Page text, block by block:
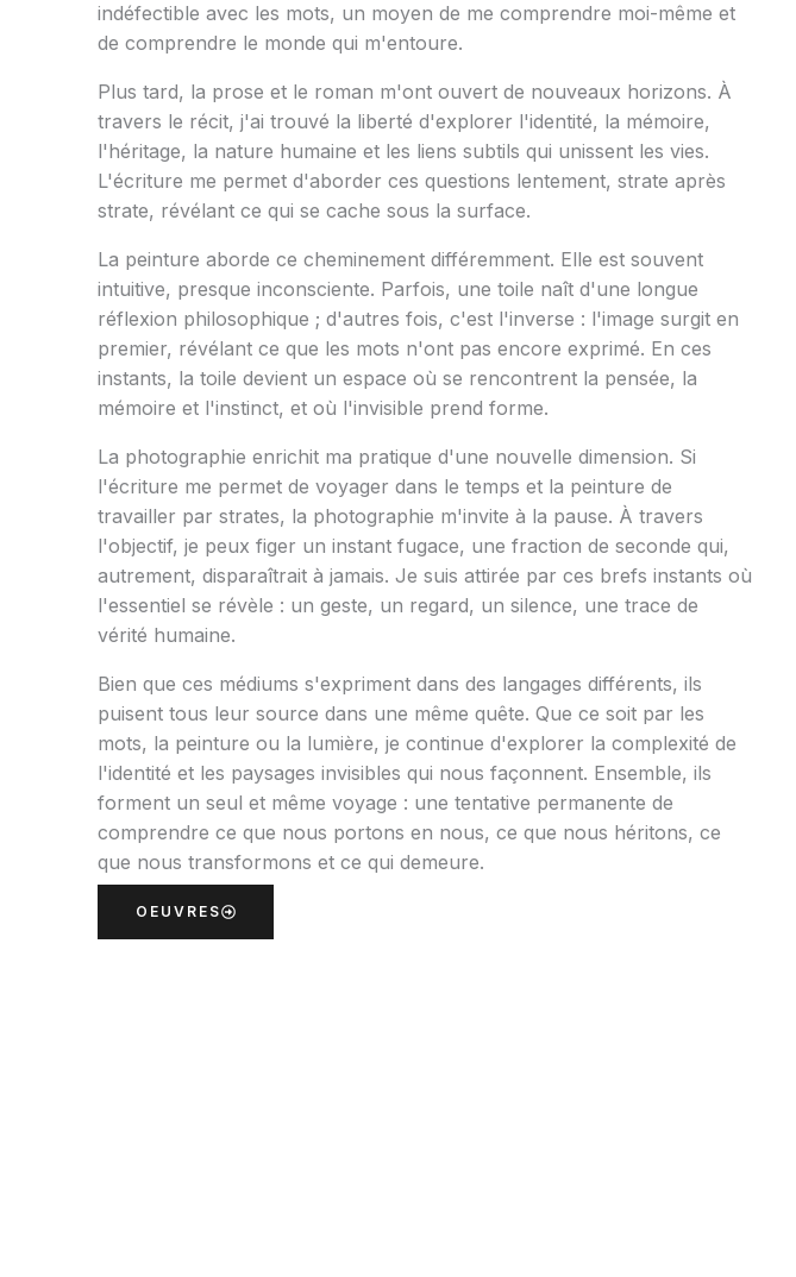
indéfectible avec les mots, un moyen de me comprendre moi-même et
de comprendre le monde qui m'entoure.
Plus tard, la prose et le roman m'ont ouvert de nouveaux horizons. À
travers le récit, j'ai trouvé la liberté d'explorer l'identité, la mémoire,
l'héritage, la nature humaine et les liens subtils qui unissent les vies.
L'écriture me permet d'aborder ces questions lentement, strate après
strate, révélant ce qui se cache sous la surface.
La peinture aborde ce cheminement différemment. Elle est souvent
intuitive, presque inconsciente. Parfois, une toile naît d'une longue
réflexion philosophique ; d'autres fois, c'est l'inverse : l'image surgit en
premier, révélant ce que les mots n'ont pas encore exprimé. En ces
instants, la toile devient un espace où se rencontrent la pensée, la
mémoire et l'instinct, et où l'invisible prend forme.
La photographie enrichit ma pratique d'une nouvelle dimension. Si
l'écriture me permet de voyager dans le temps et la peinture de
travailler par strates, la photographie m'invite à la pause. À travers
l'objectif, je peux figer un instant fugace, une fraction de seconde qui,
autrement, disparaîtrait à jamais. Je suis attirée par ces brefs instants où
l'essentiel se révèle : un geste, un regard, un silence, une trace de
vérité humaine.
Bien que ces médiums s'expriment dans des langages différents, ils
puisent tous leur source dans une même quête. Que ce soit par les
mots, la peinture ou la lumière, je continue d'explorer la complexité de
l'identité et les paysages invisibles qui nous façonnent. Ensemble, ils
forment un seul et même voyage : une tentative permanente de
comprendre ce que nous portons en nous, ce que nous héritons, ce
que nous transformons et ce qui demeure.
OEUVRES